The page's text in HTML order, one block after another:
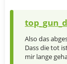
Also das
Dass die tot
mir lange